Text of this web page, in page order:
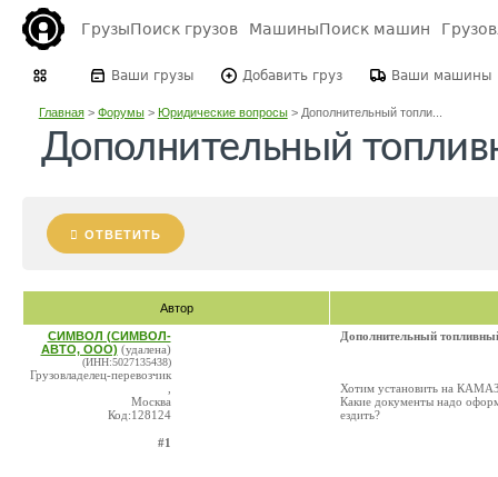
ГрузыПоиск грузов МашиныПоиск машин
Ваши грузы Добавить груз Ваши машины
Главная> Форумы> Юридические вопросы> Дополнительный топли...
Дополнительный
ОТВЕТИТЬ
Автор
СИМВОЛ (СИМВОЛ-
АВТО, ООО) (удалена)
(ИНН:5027135438)
Грузовладелец-перевозчик
Москва
Код:128124
#1
Дополнительный
Хотим установить на
Какие документы надо
ездить?